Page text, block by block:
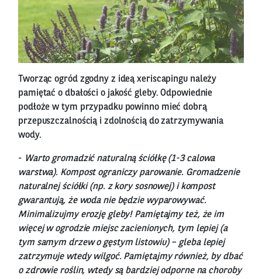
Tworząc ogród zgodny z ideą xeriscapingu należy
pamiętać o dbałości o jakość gleby. Odpowiednie
podłoże w tym przypadku powinno mieć dobrą
przepuszczalnością i zdolnością do zatrzymywania
wody.
- Warto gromadzić naturalną ściółkę (1-3 calowa
warstwa). Kompost ograniczy parowanie. Gromadzenie
naturalnej ściółki (np. z kory sosnowej) i kompost
gwarantują, że woda nie będzie wyparowywać.
Minimalizujmy erozję gleby! Pamiętajmy też, że im
więcej w ogrodzie miejsc zacienionych, tym lepiej (a
tym samym drzew o gęstym listowiu) – gleba lepiej
zatrzymuje wtedy wilgoć. Pamiętajmy również, by dbać
o zdrowie roślin, wtedy są bardziej odporne na choroby